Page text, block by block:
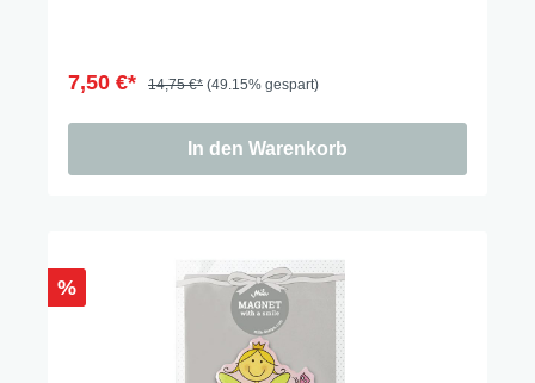
7,50 €* 14,75 €* (49.15% gespart)
In den Warenkorb
%